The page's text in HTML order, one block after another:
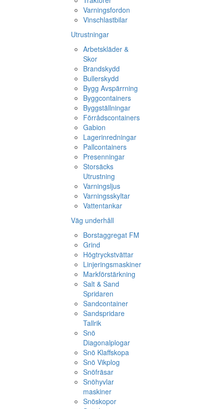
Varningsfordon
Vinschlastbilar
Utrustningar
Arbetskläder &
Skor
Brandskydd
Bullerskydd
Bygg Avspärrning
Byggcontainers
Byggställningar
Förrådscontainers
Gabion
Lagerinredningar
Pallcontainers
Presenningar
Storsäcks
Utrustning
Varningsljus
Varningsskyltar
Vattentankar
Väg underhåll
Borstaggregat FM
Grind
Högtryckstvättar
Linjeringsmaskiner
Markförstärkning
Salt & Sand
Spridaren
Sandcontainer
Sandspridare
Tallrik
Snö
Diagonalplogar
Snö Klaffskopa
Snö Vikplog
Snöfräsar
Snöhyvlar
maskiner
Snöskopor